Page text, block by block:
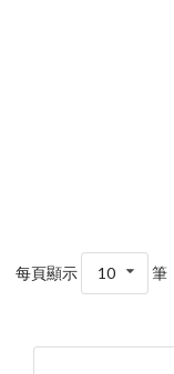
每頁顯示 10 筆